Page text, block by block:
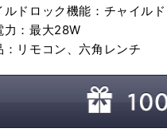
ルドロック機能：チャイル
力：最大28W
：リモコン、六角レンチ